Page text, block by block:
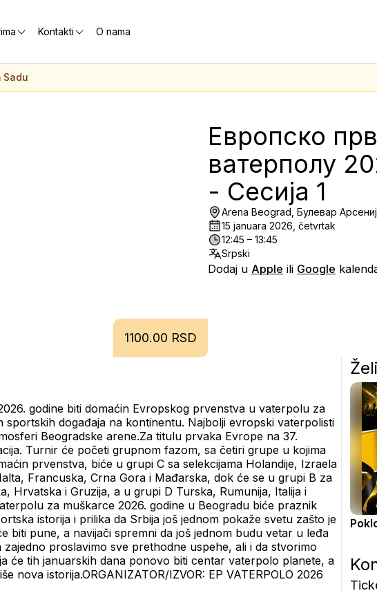
Kontakti O nama
Sadu
1100.00 RSD
Европско
ватерполу
- Сесија 1
Arena Beograd, Булевар
15 januara 2026, četvrtak
12:45 – 13:45
Srpski
Dodaj u Apple ili Google
godine biti domaćin Evropskog prvenstva u vaterpolu za
sportskih događaja na kontinentu. Najbolji evropski vaterpolisti
Beogradske arene.Za titulu prvaka Evrope na 37.
Turnir će početi grupnom fazom, sa četiri grupe u kojima
prvenstva, biće u grupi C sa selekcijama Holandije, Izraela
Francuska, Crna Gora i Mađarska, dok će se u grupi B za
Hrvatska i Gruzija, a u grupi D Turska, Rumunija, Italija i
za muškarce 2026. godine u Beogradu biće praznik
istorija i prilika da Srbija još jednom pokaže svetu zašto je
biti pune, a navijači spremni da još jednom budu vetar u leđa
zajedno proslavimo sve prethodne uspehe, ali i da stvorimo
će tih januarskih dana ponovo biti centar vaterpolo planete, a
nova istorija.ORGANIZATOR/IZVOR: EP VATERPOLO 2026